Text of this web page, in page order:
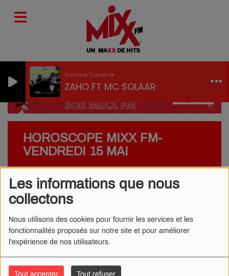
Les informations que nous
collectons
Nous utilisons des cookies pour fournir les services et les
fonctionnalités proposés sur notre site et pour améliorer
l'expérience de nos utilisateurs.
Comme Caroline
ZAHO FT MC SOLAAR
HOROSCOPE MIXX FM-
VENDREDI 15 MAI